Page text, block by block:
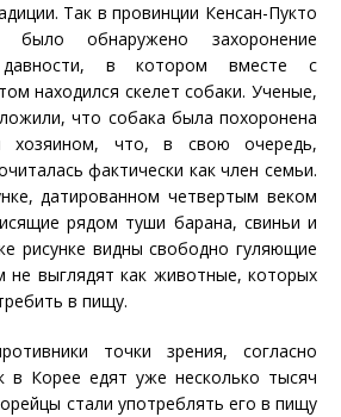
Так в провинции Кенсан-Пукто
обнаружено захоронение
давности, в котором вместе с
находился скелет собаки. Ученые,
что собака была похоронена
хозяином, что, в свою очередь,
фактически как член семьи.
датированном четвертым веком
рядом туши барана, свиньи и
рисунке видны свободно гуляющие
не выглядят как животные, которых
в пищу.
точки зрения, согласно
в Корее едят уже несколько тысяч
стали употреблять его в пищу